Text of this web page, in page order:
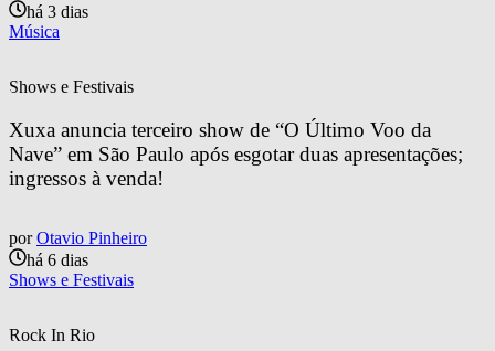
há 3 dias
Música
Shows e Festivais
Xuxa anuncia terceiro show de “O Último Voo da
Nave” em São Paulo após esgotar duas apresentações;
ingressos à venda!
por Otavio Pinheiro
há 6 dias
Shows e Festivais
Rock In Rio